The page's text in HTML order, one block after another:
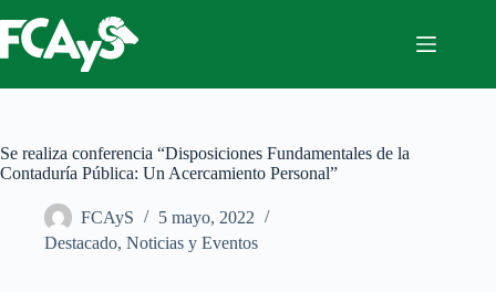
al
contenido
Se realiza conferencia “Disposiciones Fundamentales de la
Contaduría Pública: Un Acercamiento Personal”
FCAyS
5 mayo, 2022
Destacado, Noticias y Eventos